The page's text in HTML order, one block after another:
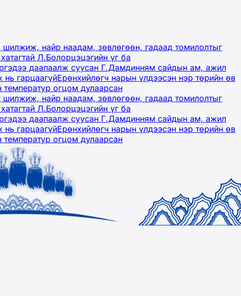
найр наадам, зөвлөгөөн, гадаад томилолтыг
Л.Болорцэцэгийн үг ба
даапаалж суусан Г.Дамдинням сайдын ам, ажил
гарцаагүйЕрөнхийлөгч нарын үлдээсэн нэр төрийн өв
огцом дулаарсан
найр наадам, зөвлөгөөн, гадаад томилолтыг
Л.Болорцэцэгийн үг ба
даапаалж суусан Г.Дамдинням сайдын ам, ажил
гарцаагүйЕрөнхийлөгч нарын үлдээсэн нэр төрийн өв
огцом дулаарсан